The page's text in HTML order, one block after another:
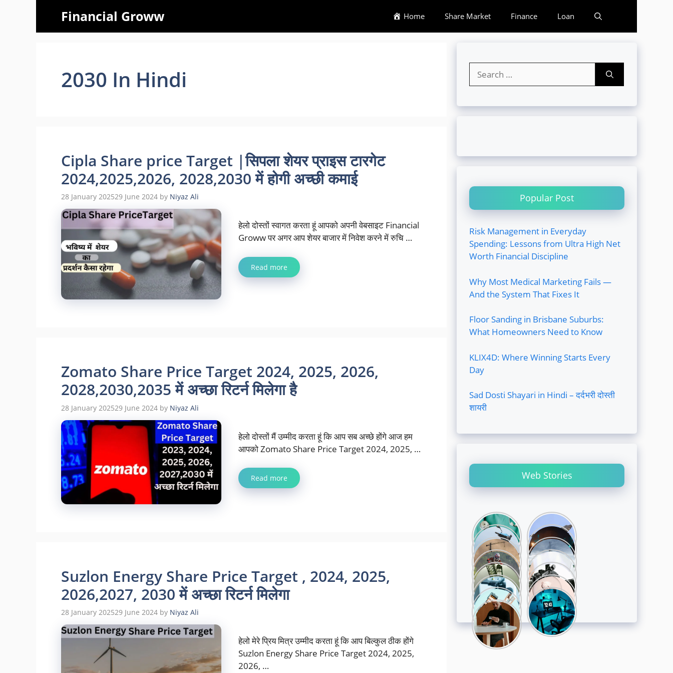
Financial Groww Home Share Market Finance Loan
2030 In Hindi
Cipla Share price Target |सिपला शेयर प्राइस टारगेट
2024,2025,2026, 2028,2030 में होगी अच्छी कमाई
28 January 202529 June 2024 by Niyaz Ali
हेलो दोस्तों स्वागत करता हूं आपको अपनी वेबसाइट Financial
Groww पर अगर आप शेयर बाजार में निवेश करने में रुचि …
Read more
Zomato Share Price Target 2024, 2025, 2026,
2028,2030,2035 में अच्छा रिटर्न मिलेगा है
28 January 202529 June 2024 by Niyaz Ali
हेलो दोस्तों मैं उम्मीद करता हूं कि आप सब अच्छे होंगे आज हम
आपको Zomato Share Price Target 2024, 2025, …
Read more
Suzlon Energy Share Price Target , 2024, 2025,
2026,2027, 2030 में अच्छा रिटर्न मिलेगा
28 January 202529 June 2024 by Niyaz Ali
हेलो मेरे प्रिय मित्र उम्मीद करता हूं कि आप बिल्कुल ठीक होंगे
Suzlon Energy Share Price Target 2024, 2025,
2026, …
for:
Popular Post
Risk Management in Everyday
Spending: Lessons from Ultra High Net
Worth Financial Discipline
Why Most Medical Marketing Fails —
And the System That Fixes It
Floor Sanding in Brisbane Suburbs:
What Homeowners Need to Know
KLIX4D: Where Winning Starts Every
Day
Sad Dosti Shayari in Hindi – दर्दभरी दोस्ती
शायरी
Web Stories